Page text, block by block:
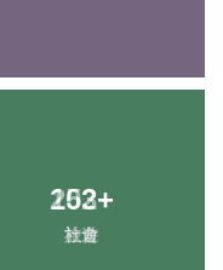
252+
社會